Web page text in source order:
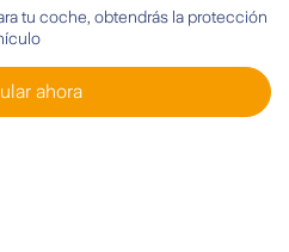
tu coche, obtendrás la protección
ahora